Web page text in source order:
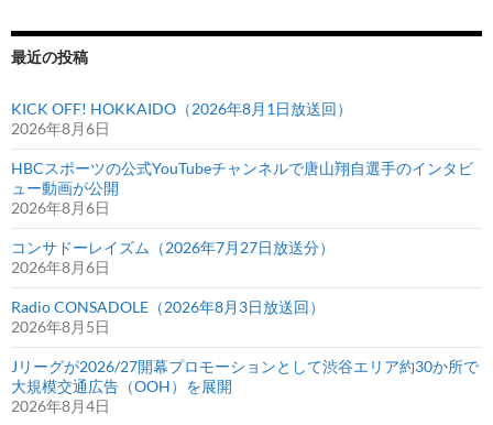
最近の投稿
KICK OFF! HOKKAIDO（2026年8月1日放送回）
2026年8月6日
HBCスポーツの公式YouTubeチャンネルで唐山翔自選手のインタビ
ュー動画が公開
2026年8月6日
コンサドーレイズム（2026年7月27日放送分）
2026年8月6日
Radio CONSADOLE（2026年8月3日放送回）
2026年8月5日
Jリーグが2026/27開幕プロモーションとして渋谷エリア約30か所で
大規模交通広告（OOH）を展開
2026年8月4日